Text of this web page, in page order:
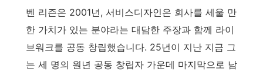
벤 리즌은 2001년, 서비스디자인은 회사를 세울 만
한 가치가 있는 분야라는 대담한 주장과 함께 라이
브워크를 공동 창립했습니다. 25년이 지난 지금 그
는 세 명의 원년 공동 창립자 가운데 마지막으로 남